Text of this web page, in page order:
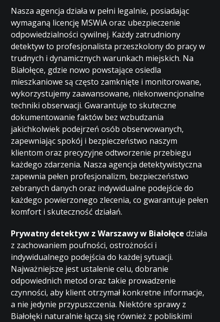
Nasza agencja działa w pełni legalnie, posiadając
wymaganą licencję MSWiA oraz ubezpieczenie
odpowiedzialności cywilnej. Każdy zatrudniony
detektyw to profesjonalista przeszkolony do pracy w
trudnych i dynamicznych warunkach miejskich. Na
Białołęce, gdzie nowo powstające osiedla
mieszkaniowe są często zamknięte i monitorowane,
wykorzystujemy zaawansowane, niekonwencjonalne
techniki obserwacji. Gwarantuje to skuteczne
dokumentowanie faktów bez wzbudzania
jakichkolwiek podejrzeń osób obserwowanych,
zapewniając spokój i bezpieczeństwo naszym
klientom oraz precyzyjne odtworzenie przebiegu
każdego zdarzenia. Nasza agencja detektywistyczna
zapewnia pełen profesjonalizm, bezpieczeństwo
zebranych danych oraz indywidualne podejście do
każdego powierzonego zlecenia, co gwarantuje pełen
komfort i skuteczność działań.
Prywatny detektyw z Warszawy w Białołęce działa
z zachowaniem poufności, ostrożności i
indywidualnego podejścia do każdej sytuacji.
Najważniejsze jest ustalenie celu, dobranie
odpowiednich metod oraz takie prowadzenie
czynności, aby klient otrzymał konkretne informacje,
a nie jedynie przypuszczenia. Niektóre sprawy z
Białołęki naturalnie łączą się również z pobliskimi